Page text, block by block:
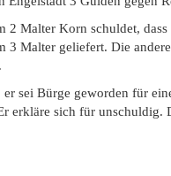
2 Malter Korn schuldet,
Malter geliefert. Die
er sei Bürge geworden für
erkläre sich für unschuldig.